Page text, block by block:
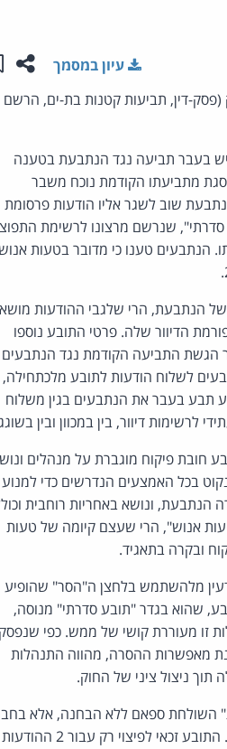
עיון במסמך
(פסק-דין, תביעות קטנות בת-ים, הרשם
בעבר תביעה נגד הנתבעת בטענה
(בזק ושידורים), התשמ"ב-1982, אך החליט לסגת מתביעתו הקודמת נוכח משבר
שוב לשגר אליו הודעות פרסומת
מדובר ב"תובע סדרתי", שנרשם מרצונו לרשימת
הנתבעים טענו כי מדובר בטעות
הנתבעת, הרי שלגבי ההודעות מושא
הדיוור שלה. פרטי התובע נוספו
התביעה הקודמת נגד הנתבעים
לשלוח הודעות לתובע מלכתחילה,
בעבר את הנתבעים בגין משלוח
דיוור, בין במכוון ובין
על הנתבע, לצד הנתבעת. סעיף 30א(ח) לחוק קובע חובת פיקוח מוגברת על מנהלים
בכל האמצעים הנדרשים כדי למנוע
הנתבעת, ונושא באחריות רוחבית
אנוש", הרי שעצם קיומה של טעות
ובקרה בתאגיד.
ההודעות. התובע נמנע ביודעין מלהשתמש בלחצן ה"הסר" שהופיע
שהוא בגדר "תובע סדרתי" מנוסה,
זו מעוררת קושי של ממש. כפי שנפסק
מאפשרות ההסרה, מהווה התנהלות
השולחת ספאם ללא הבחנה, אלא
שנקלעה לטעות, ושפעלה לגישתה בתום לב לתיקון הליקוי ברגע שנודע לה עליו. התובע זכאי לפיצוי רק עבור 2 ההודעות